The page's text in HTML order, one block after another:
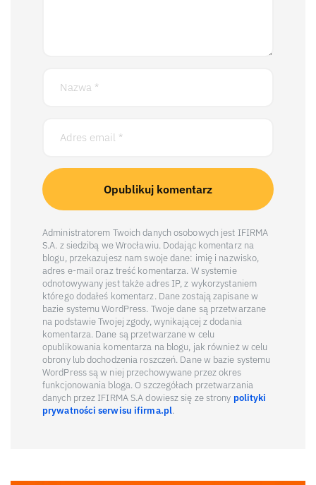
Administratorem Twoich danych osobowych jest IFIRMA
S.A. z siedzibą we Wrocławiu. Dodając komentarz na
blogu, przekazujesz nam swoje dane: imię i nazwisko,
adres e-mail oraz treść komentarza. W systemie
odnotowywany jest także adres IP, z wykorzystaniem
którego dodałeś komentarz. Dane zostają zapisane w
bazie systemu WordPress. Twoje dane są przetwarzane
na podstawie Twojej zgody, wynikającej z dodania
komentarza. Dane są przetwarzane w celu
opublikowania komentarza na blogu, jak również w celu
obrony lub dochodzenia roszczeń. Dane w bazie systemu
WordPress są w niej przechowywane przez okres
funkcjonowania bloga. O szczegółach przetwarzania
danych przez IFIRMA S.A dowiesz się ze strony polityki
prywatności serwisu ifirma.pl.